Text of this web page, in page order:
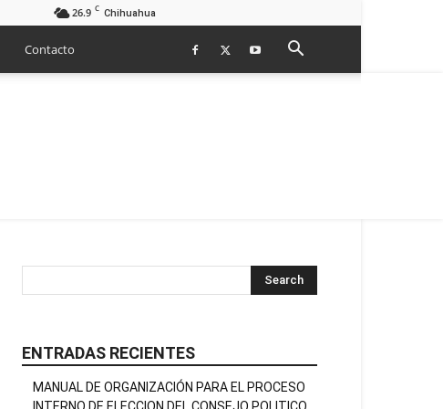
26.9 C Chihuahua
Contacto
ENTRADAS RECIENTES
MANUAL DE ORGANIZACIÓN PARA EL PROCESO